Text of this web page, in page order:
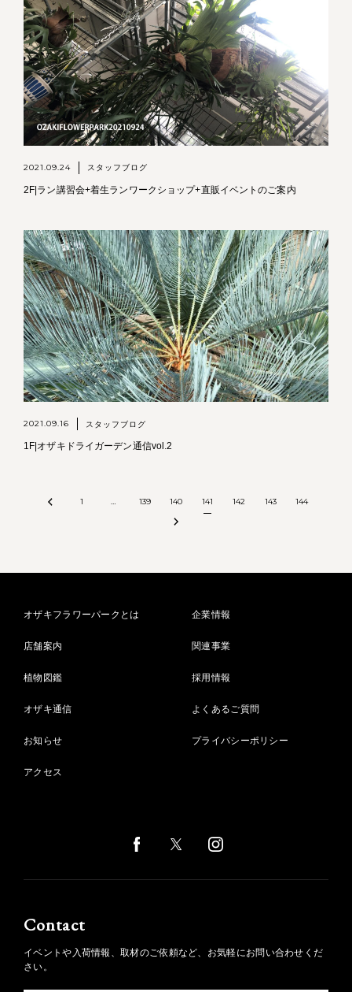
2021.09.24 スタッフブログ
2F|ラン講習会+着生ランワークショップ+直販イベントのご案内
2021.09.16 スタッフブログ
1F|オザキドライガーデン通信vol.2
1 … 139 140 141 142 143 144
オザキフラワーパークとは
店舗案内
植物図鑑
オザキ通信
お知らせ
アクセス
企業情報
関連事業
採用情報
よくあるご質問
プライバシーポリシー
Contact
イベントや入荷情報、取材のご依頼など、お気軽にお問い合わせくだ
さい。